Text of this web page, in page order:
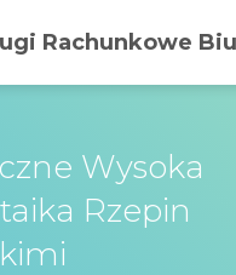
Rachunkowe
Wysoka
Rzepin